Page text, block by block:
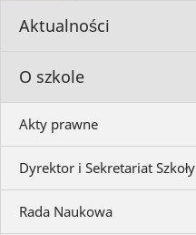
Aktualności
O szkole
Akty prawne
Dyrektor i Sekretariat Szkoły
Rada Naukowa